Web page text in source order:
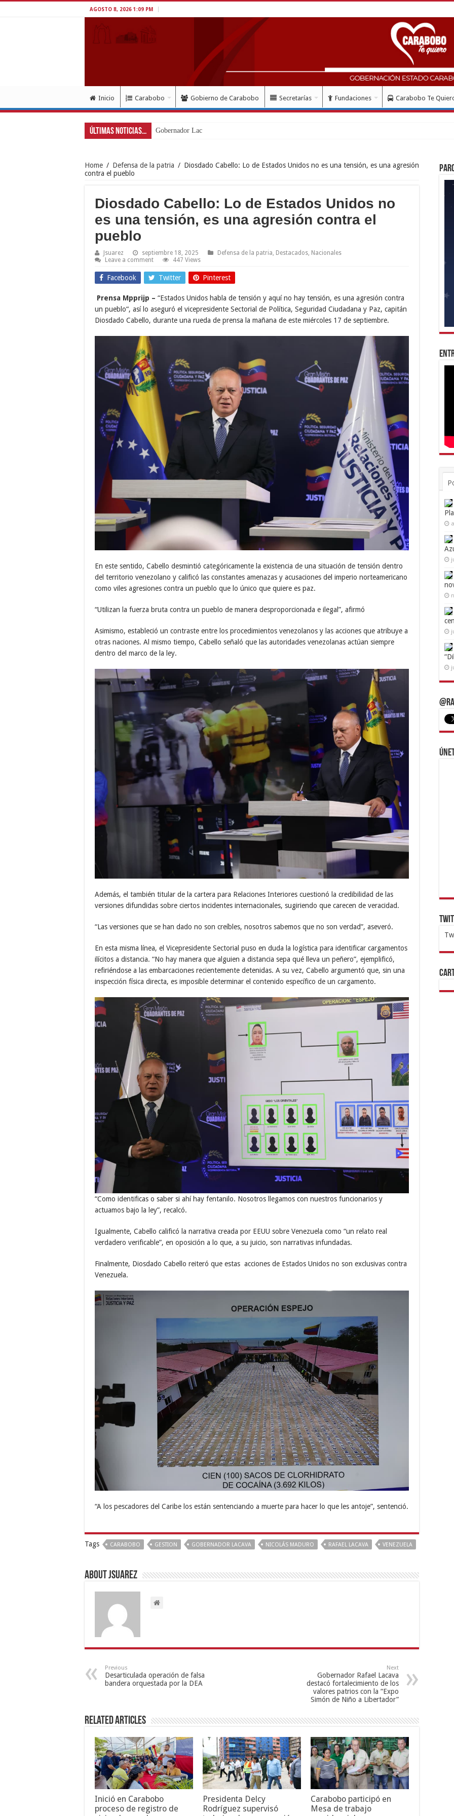
AGOSTO 8, 2026 1:09 PM
Inicio Carabobo Gobierno de Carabobo Secretarías Fundaciones Carabobo Te
Últimas Noticias... Gobernador Lacava a un mes del doblete sísmico
Home / Defensa de la patria / Diosdado Cabello: Lo de Estados Unidos no es una tensión, es una agresión
contra el pueblo
Diosdado Cabello: Lo de Estados Unidos no
es una tensión, es una agresión contra el
pueblo
Jsuarez septiembre 18, 2025 Defensa de la patria Destacados Nacionales
Leave a comment
447 Views
Facebook Twitter Pinterest
Prensa Mpprijp – “Estados Unidos habla de tensión y aquí no hay tensión, es una agresión contra
un pueblo“, así lo aseguró el vicepresidente Sectorial de Política, Seguridad Ciudadana y Paz, capitán
Diosdado Cabello, durante una rueda de prensa la mañana de este miércoles 17 de septiembre.
En este sentido, Cabello desmintió categóricamente la existencia de una situación de tensión dentro
del territorio venezolano y calificó las constantes amenazas y acusaciones del imperio norteamericano
como viles agresiones contra un pueblo que lo único que quiere es paz.
“Utilizan la fuerza bruta contra un pueblo de manera desproporcionada e ilegal”, afirmó
Asimismo, estableció un contraste entre los procedimientos venezolanos y las acciones que atribuye a
otras naciones. Al mismo tiempo, Cabello señaló que las autoridades venezolanas actúan siempre
dentro del marco de la ley.
Además, el también titular de la cartera para Relaciones Interiores cuestionó la credibilidad de las
versiones difundidas sobre ciertos incidentes internacionales, sugiriendo que carecen de veracidad.
“Las versiones que se han dado no son creíbles, nosotros sabemos que no son verdad”, aseveró.
En esta misma línea, el Vicepresidente Sectorial puso en duda la logística para identificar cargamentos
ilícitos a distancia. “No hay manera que alguien a distancia sepa qué lleva un peñero”, ejemplificó,
refiriéndose a las embarcaciones recientemente detenidas. A su vez, Cabello argumentó que, sin una
inspección física directa, es imposible determinar el contenido específico de un cargamento.
“Como identificas o saber si ahí hay fentanilo. Nosotros llegamos con nuestros funcionarios y
actuamos bajo la ley”, recalcó.
Igualmente, Cabello calificó la narrativa creada por EEUU sobre Venezuela como “un relato real
verdadero verificable”, en oposición a lo que, a su juicio, son narrativas infundadas.
Finalmente, Diosdado Cabello reiteró que estas acciones de Estados Unidos no son exclusivas contra
Venezuela.
“A los pescadores del Caribe los están sentenciando a muerte para hacer lo que les antoje”, sentenció.
Tags CARABOBO GESTION GOBERNADOR LACAVA NICOLÁS MADURO RAFAEL LACAVA VENEZUELA
About Jsuarez
Previous
Desarticulada operación de falsa
bandera orquestada por la DEA
Next
Gobernador Rafael Lacava
destacó fortalecimiento de los
valores patrios con la “Expo
Simón de Niño a Libertador”
Related Articles
Inició en Carabobo
proceso de registro de
Presidenta Delcy
Rodríguez supervisó
Carabobo participó en
Mesa de trabajo